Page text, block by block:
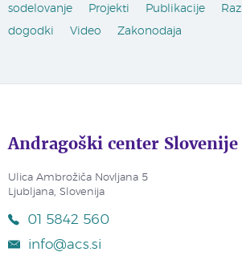
sodelovanje
Projekti Publikacije
dogodki
Video Zakonodaja
Andragoški center Slovenije
Ulica Ambrožiča Novljana 5
Ljubljana, Slovenija
01 5842 560
info@acs.si